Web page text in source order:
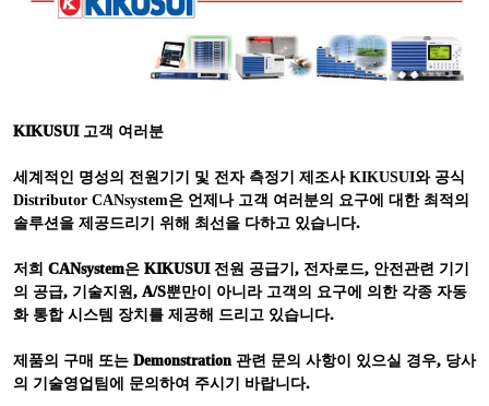
KIKUSUI 고객 여러분
세계적인 명성의 전원기기 및 전자 측정기 제조사KIKUSUI와 공식
Distributor CANsystem은 언제나 고객 여러분의 요구에 대한 최적의
솔루션을 제공드리기 위해 최선을 다하고 있습니다.
저희 CANsystem은 KIKUSUI 전원 공급기 , 전자로드, 안전관련 기기
의 공급, 기술지원 , A/S뿐만이 아니라 고객의 요구에 의한 각종 자동
화 통합 시스템 장치를 제공해 드리고 있습니다.
제품의 구매 또는 Demonstration 관련 문의 사항이 있으실 경우, 당사
의 기술영업팀에 문의하여 주시기 바랍니다.